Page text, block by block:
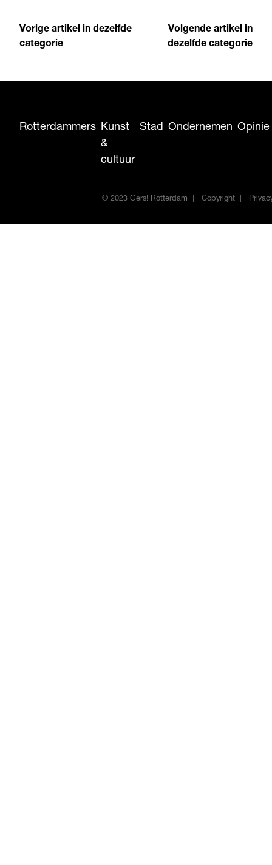
Vorige artikel in dezelfde
categorie
Volgende artikel in
dezelfde categorie
Rotterdammers Kunst
&
cultuur
Stad Ondernemen Opinie
© 2023 Gers! Rotterdam Copyright